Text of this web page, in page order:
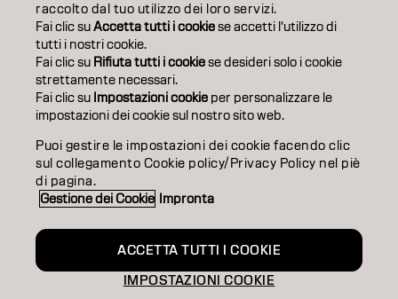
CONTATTACI
ImprontaPrivacy PolicyCookie Policy
Accessibilità
IT | Italian
Goldwell is part of
raccolto dal tuo utilizzo dei loro servizi.
Fai clic suAccetta tutti i cookiese accetti l'utilizzo di
tutti i nostri cookie.
Fai clic su Rifiuta tutti i cookiese desideri solo i cookie
strettamente necessari.
Fai clic su Impostazioni cookie per personalizzare le
impostazioni dei cookie sul nostro sito web.
Puoi gestire le impostazioni dei cookie facendo clic
sul collegamento Cookie policy/Privacy Policy nel piè
di pagina.
Gestione dei Cookie Impronta
IMPOSTAZIONI COOKIE
ACCETTA TUTTI I COOKIE